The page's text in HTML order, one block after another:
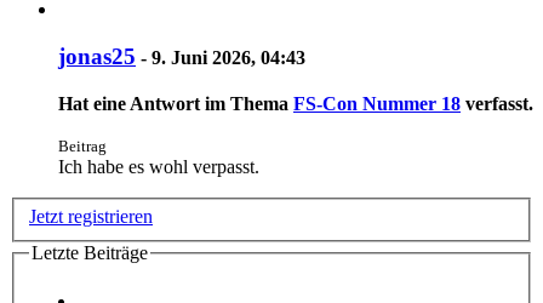
jonas25 - 9. Juni 2026, 04:43
Hat eine Antwort im Thema FS-Con Nummer 18 verfasst.
Beitrag
Ich habe es wohl verpasst.
Jetzt registrieren
Letzte Beiträge